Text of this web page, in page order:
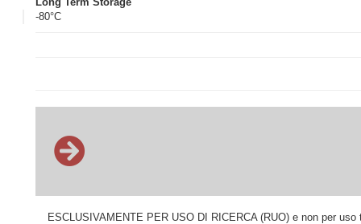
-80°C
ESCLUSIVAMENTE PER USO DI RICERCA (RUO) e non per